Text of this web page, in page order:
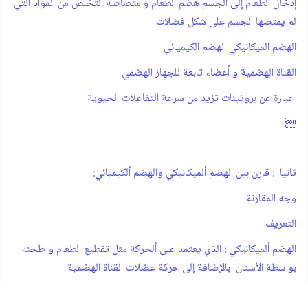
لم يمتصها الجسم على شكل فضلات‫
الهضم الميكانيكي ‪الهضم الكيميائي‫
القناة الهضمية و أعضاء تابعة للجهاز الهضمي
عبارة عن بروتينات تزيد من سرعة التفاعلات الحيوية

ثانيا ‪ :قارن بين الهضم ألميكانيكي والهضم ألكيميائي ‪:
‫وجه المقارنة
‫التعريف
‫الهضم ألميكانيكي : الذي يعتمد على ألحركة مثل تقطيع الطعام و طحنه
بواسطة الأسنان بالإضافة إلى حركة عضلات القناة الهضمية